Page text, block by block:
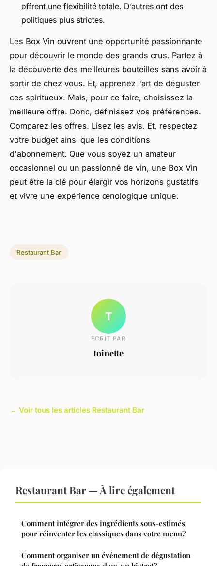
offrent une flexibilité totale. D’autres ont des
politiques plus strictes.
Les Box Vin ouvrent une opportunité passionnante
pour découvrir le monde des grands crus. Partez à
la découverte des meilleures bouteilles sans avoir à
sortir de chez vous. Et, apprenez l’art de déguster
ces spiritueux. Mais, pour ce faire, choisissez la
meilleure offre. Donc, définissez vos préférences.
Comparez les offres. Lisez les avis. Et, respectez
votre budget ainsi que les conditions
d'abonnement. Que vous soyez un amateur
occasionnel ou un passionné de vin, une Box Vin
peut être la clé pour élargir vos horizons gustatifs
et vivre une expérience œnologique unique.
Restaurant Bar
T
ECRIT PAR
toinette
← Voir tous les articles Restaurant Bar
Restaurant Bar — À lire également
Comment intégrer des ingrédients sous-estimés
pour réinventer les classiques dans votre menu?
Comment organiser un événement de dégustation